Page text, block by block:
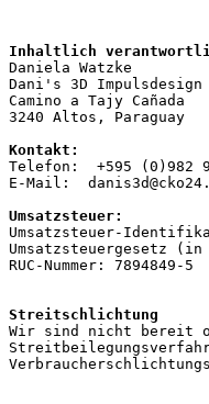
Inhaltlich
Daniela Watzke
Dani's 3D Impulsdesign
Camino a Tajy Cañada
3240 Altos, Paraguay
Kontakt:
Telefon:  +595 (0)982
E-Mail:
Umsatzsteuer:
Umsatzsteuer-
Umsatzsteuergesetz (in
RUC-Nummer: 7894849-5
Streitschlichtung
Wir sind nicht bereit